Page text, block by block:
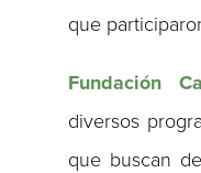
que
Fundación
diversos
que buscan